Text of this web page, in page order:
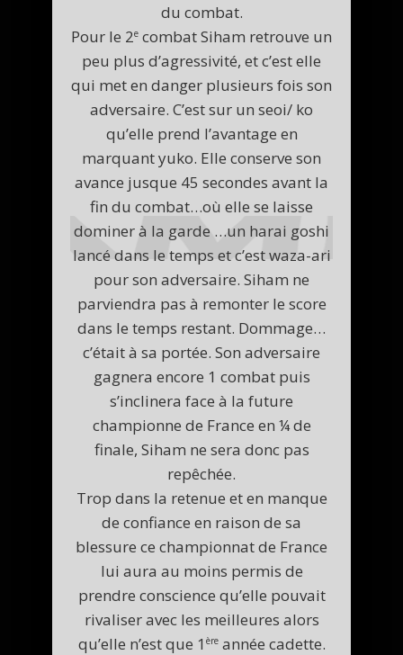
du combat.
Pour le 2e combat Siham retrouve un
peu plus d’agressivité, et c’est elle
qui met en danger plusieurs fois son
adversaire. C’est sur un seoi/ ko
qu’elle prend l’avantage en
marquant yuko. Elle conserve son
avance jusque 45 secondes avant la
fin du combat…où elle se laisse
dominer à la garde …un harai goshi
lancé dans le temps et c’est waza-ari
pour son adversaire. Siham ne
parviendra pas à remonter le score
dans le temps restant. Dommage…
c’était à sa portée. Son adversaire
gagnera encore 1 combat puis
s’inclinera face à la future
championne de France en ¼ de
finale, Siham ne sera donc pas
repêchée.
Trop dans la retenue et en manque
de confiance en raison de sa
blessure ce championnat de France
lui aura au moins permis de
prendre conscience qu’elle pouvait
rivaliser avec les meilleures alors
qu’elle n’est que 1 èreannée cadette.